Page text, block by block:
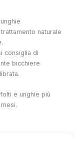
naturale
consiglia di
bicchiere
e unghie più